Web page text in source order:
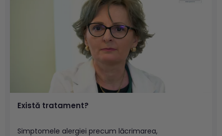
Există tratament?
Simptomele alergiei precum lăcrimarea,